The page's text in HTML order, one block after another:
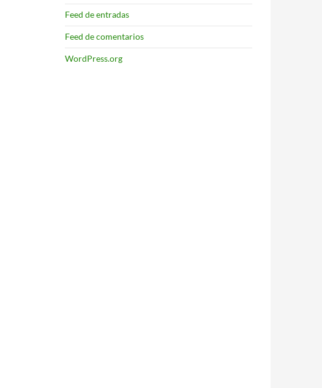
Feed de entradas
Feed de comentarios
WordPress.org